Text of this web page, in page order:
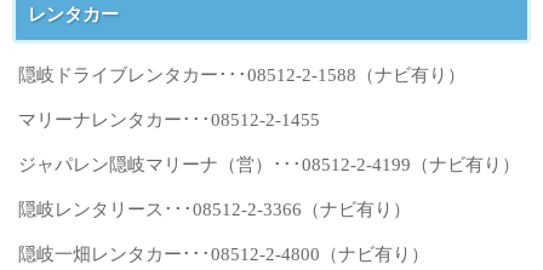
レンタカー
隠岐ドライブレンタカー･･･08512-2-1588（ナビ有り）
マリーナレンタカー･･･08512-2-1455
ジャパレン隠岐マリーナ（営）･･･08512-2-4199（ナビ有り）
隠岐レンタリース･･･08512-2-3366（ナビ有り）
隠岐一畑レンタカー･･･08512-2-4800（ナビ有り）